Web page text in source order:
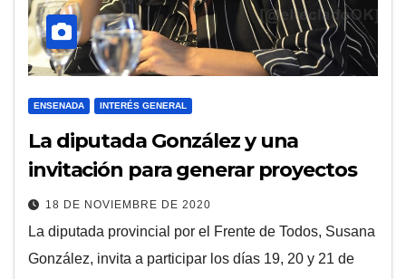
ENSENADA INTERÉS GENERAL
La diputada González y una
invitación para generar proyectos
18 DE NOVIEMBRE DE 2020
La diputada provincial por el Frente de Todos, Susana
González, invita a participar los días 19, 20 y 21 de